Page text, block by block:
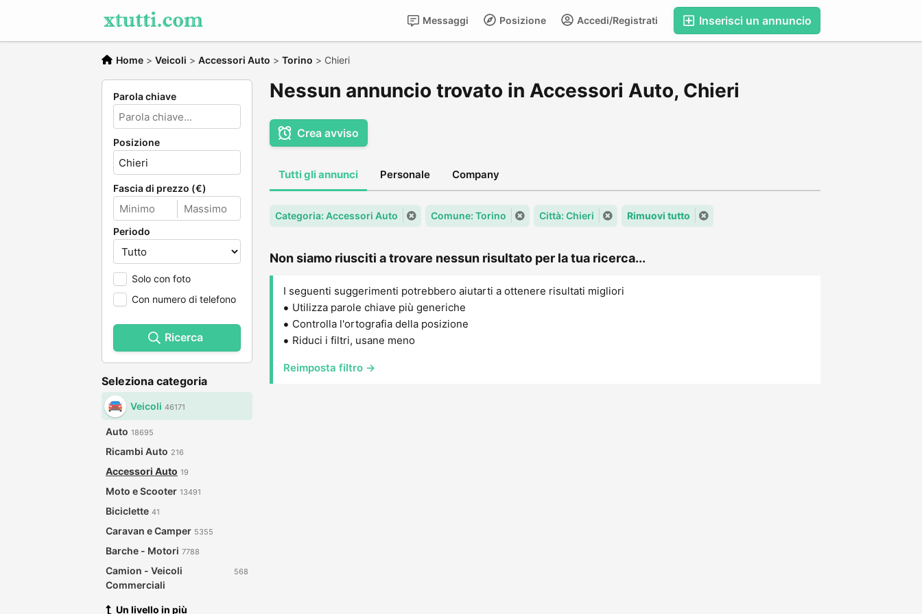
Inserisci un annuncio
Accedi/Registrati
Posizione
Messaggi
Home > Veicoli > Accessori Auto > Torino > Chieri
Parola chiave
Posizione
Fascia di prezzo (€)
Periodo
Solo con foto
Con numero di telefono
Ricerca
Seleziona categoria
Veicoli 46171
Auto 18695
Ricambi Auto 216
Accessori Auto 19
Moto e Scooter 13491
Biciclette 41
Caravan e Camper 5355
Barche - Motori 7788
Camion - Veicoli
Commerciali
568
Un livello in più
Nessun annuncio trovato in Accessori Auto, Chieri
Crea avviso
Tutti gli annunci Personale Company
Categoria: Accessori Auto Comune: Torino Città: Chieri Rimuovi tutto
Non siamo riusciti a trovare nessun risultato per la tua ricerca...
I seguenti suggerimenti potrebbero aiutarti a ottenere risultati migliori
Utilizza parole chiave più generiche
Controlla l'ortografia della posizione
Riduci i filtri, usane meno
Reimposta filtro →